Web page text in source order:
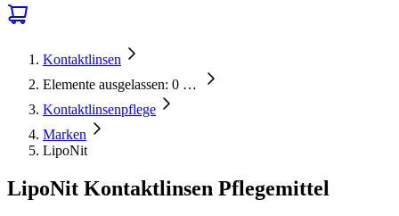
Kontaktlinsen
Elemente ausgelassen: 0 …
Kontaktlinsenpflege
Marken
LipoNit
LipoNit Kontaktlinsen Pflegemittel